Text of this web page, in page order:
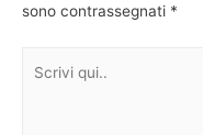
sono contrassegnati *